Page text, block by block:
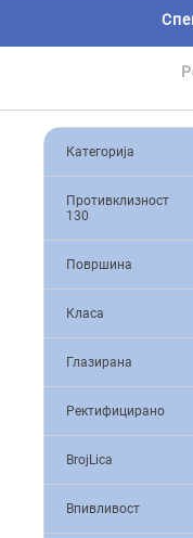
Категорија
Противклизност
130
Површина
Класа
Глазирана
Ректифицирано
BrojLica
Впивливост